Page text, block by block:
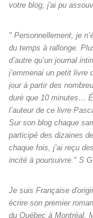
votre blog, j'ai pu
" Personnellement, je
du temps à rallonge.
d’autre qu’un journal
j’emmenai un petit livre
jour à partir des
duré que 10 minutes…
l’auteur de ce livre
Sur son blog chaque
participé des dizaines
chaque fois, j’ai reçu
incité à poursuivre." S
Je suis Française
écrire son premier
du Québec à Montréal.